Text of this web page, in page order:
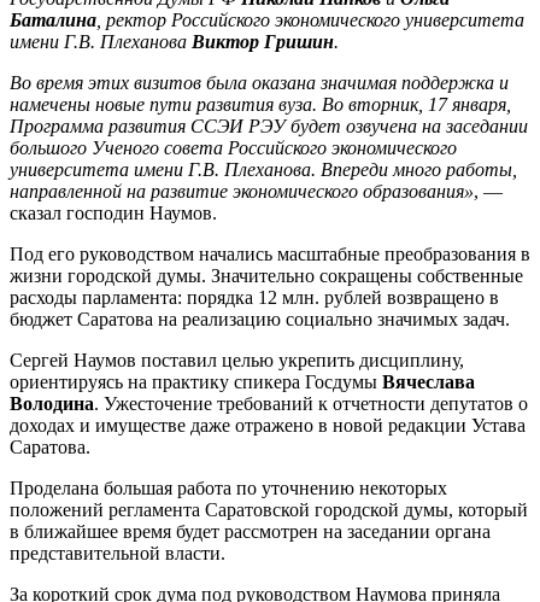
Баталина , ректор Российского экономического университета
имени Г.В. Плеханова Виктор Гришин.
Во время этих визитов была оказана значимая поддержка и
намечены новые пути развития вуза. Во вторник, 17 января,
Программа развития ССЭИ РЭУ будет озвучена на заседании
большого Ученого совета Российского экономического
университета имени Г.В. Плеханова. Впереди много работы,
направленной на развитие экономического образования», —
сказал господин Наумов.
Под его руководством начались масштабные преобразования в
жизни городской думы. Значительно сокращены собственные
расходы парламента: порядка 12 млн. рублей возвращено в
бюджет Саратова на реализацию социально значимых задач.
Сергей Наумов поставил целью укрепить дисциплину,
ориентируясь на практику спикера Госдумы Вячеслава
Володина. Ужесточение требований к отчетности депутатов о
доходах и имуществе даже отражено в новой редакции Устава
Саратова.
Проделана большая работа по уточнению некоторых
положений регламента Саратовской городской думы, который
в ближайшее время будет рассмотрен на заседании органа
представительной власти.
За короткий срок дума под руководством Наумова приняла